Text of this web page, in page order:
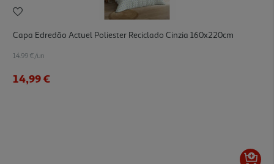
Capa Edredão Actuel Poliester Reciclado Cinzia 160x220cm
14.99 €/un
14,99 €